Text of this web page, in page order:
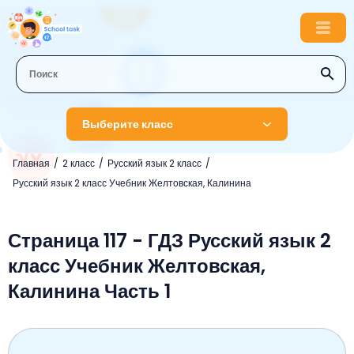
Выберите класс
Главная 2 класс
Русский язык 2 класс
Русский язык 2 класс Учебник Желтовская, Калинина
1 класс
Русский язык
Литературное чтение
Окружающий мир
Математика
Математика
Английский язык
Информатика
Литературное чтение
3 класс
Музыка
Окружающий мир
4 класс
Страница 117 - ГДЗ Русский язык 2
класс Учебник Желтовская,
Калинина Часть 1